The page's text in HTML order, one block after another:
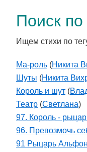
Поиск по
Ищем стихи по
Ма-роль (Никита
Шуты (Никита
Король и шут (
Театр (Светлана)
97. Король -
96. Превозмочь
91 Рыцарь